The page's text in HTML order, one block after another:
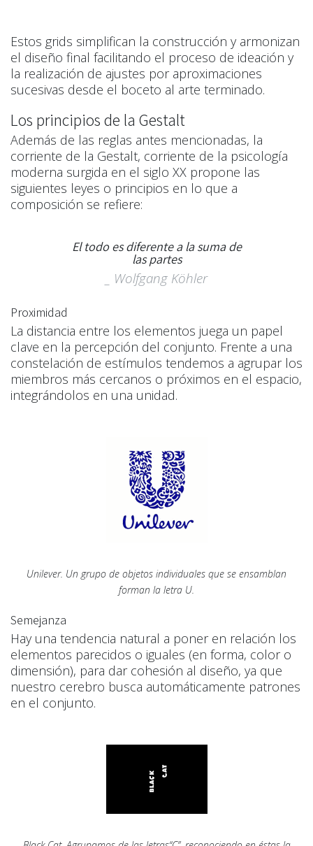
Estos grids simplifican la construcción y armonizan
el diseño final facilitando el proceso de ideación y
la realización de ajustes por aproximaciones
sucesivas desde el boceto al arte terminado.
Los principios de la Gestalt
Además de las reglas antes mencionadas, la
corriente de la Gestalt, corriente de la psicología
moderna surgida en el siglo XX propone las
siguientes leyes o principios en lo que a
composición se refiere:
El todo es diferente a la suma de
las partes
_ Wolfgang Köhler
Proximidad
La distancia entre los elementos juega un papel
clave en la percepción del conjunto. Frente a una
constelación de estímulos tendemos a agrupar los
miembros más cercanos o próximos en el espacio,
integrándolos en una unidad.
Unilever. Un grupo de objetos individuales que se ensamblan
forman la letra U.
Semejanza
Hay una tendencia natural a poner en relación los
elementos parecidos o iguales (en forma, color o
dimensión), para dar cohesión al diseño, ya que
nuestro cerebro busca automáticamente patrones
en el conjunto.